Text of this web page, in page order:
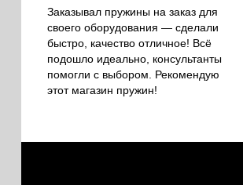
Заказывал пружины на заказ для
своего оборудования — сделали
быстро, качество отличное! Всё
подошло идеально, консультанты
помогли с выбором. Рекомендую
этот магазин пружин!